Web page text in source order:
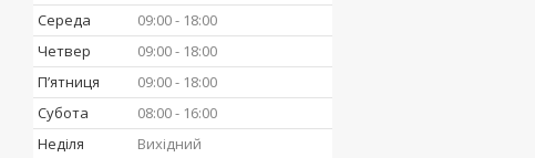
Середа
09:00
18:00
Четвер
09:00
18:00
Пʼятниця
09:00
18:00
Субота
08:00
16:00
Неділя
Вихідний